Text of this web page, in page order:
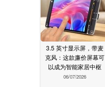
3.5 英寸显示屏，带麦
克风：这款廉价屏幕可
以成为智能家居中枢
06/07/2026